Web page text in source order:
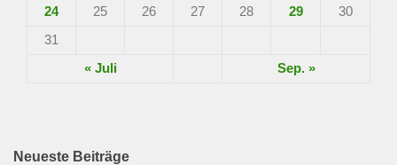
24
25 26 27 28 29
30
31
« Juli
Sep. »
Neueste Beiträge